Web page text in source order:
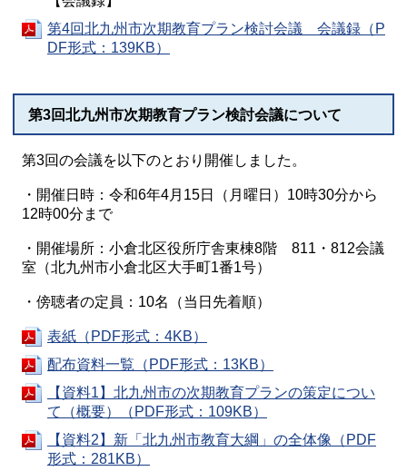
第4回北九州市次期教育プラン検討会議 会議録（P
DF形式：139KB）
第3回北九州市次期教育プラン検討会議について
第3回の会議を以下のとおり開催しました。
・開催日時：令和6年4月15日（月曜日）10時30分から
12時00分まで
・開催場所：小倉北区役所庁舎東棟8階 811・812会議
室（北九州市小倉北区大手町1番1号）
・傍聴者の定員：10名（当日先着順）
表紙（PDF形式：4KB）
配布資料一覧（PDF形式：13KB）
【資料1】北九州市の次期教育プランの策定につい
て（概要）（PDF形式：109KB）
【資料2】新「北九州市教育大綱」の全体像（PDF
形式：281KB）